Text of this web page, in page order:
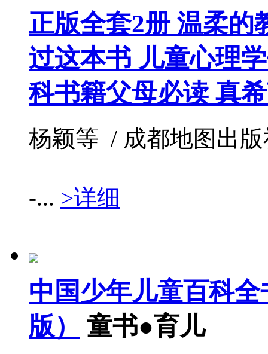
正版全套2册 温柔的
过这本书 儿童心理
科书籍父母必读 真
杨颖等 / 成都地图出
-... >详细
中国少年儿童百科
版）
童书●育儿